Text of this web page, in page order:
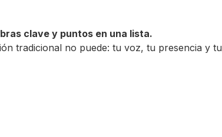
clave y puntos en una lista.
tradicional no puede: tu voz, tu presencia y tu